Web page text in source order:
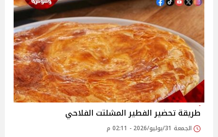
طريقة تحضير الفطير المشلتت الفلاحي
الجمعة 31/يوليو/2026 - 02:11 م